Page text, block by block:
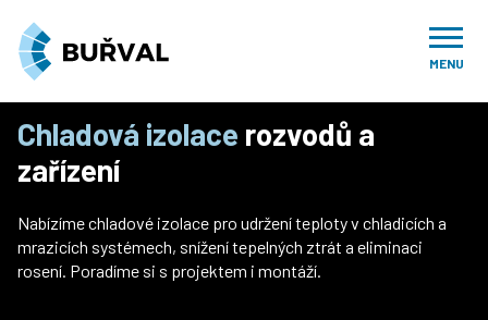
MENU
Úvod Naše služby
Chladové izolace rozvodů a zařízení
Chladová izolace rozvodů a
zařízení
Nabízíme chladové izolace pro udržení teploty v chladicích a
mrazicích systémech, snížení tepelných ztrát a eliminaci
rosení. Poradíme si s projektem i montáží.